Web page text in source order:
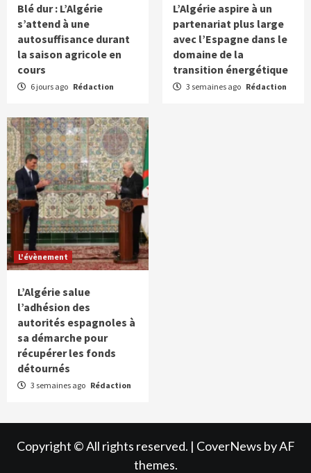
Blé dur : L’Algérie
s’attend à une
autosuffisance durant
la saison agricole en
cours
6 jours ago Rédaction
L’Algérie aspire à un
partenariat plus large
avec l’Espagne dans le
domaine de la
transition énergétique
3 semaines ago Rédaction
L'évènement
L’Algérie salue
l’adhésion des
autorités espagnoles à
sa démarche pour
récupérer les fonds
détournés
3 semaines ago Rédaction
Copyright © All rights reserved. | CoverNews by AF
themes.